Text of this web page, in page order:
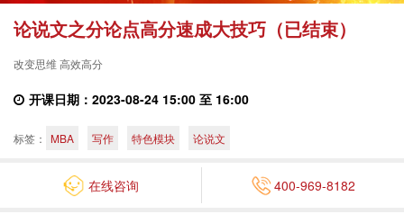
论说文之分论点高分速成大技巧（已结束）
改变思维 高效高分
开课日期：2023-08-24 15:00 至 16:00
标签： MBA 写作 特色模块 论说文
在线咨询 400-969-8182